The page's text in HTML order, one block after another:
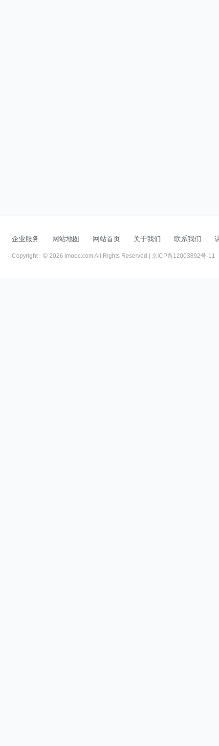
企业服务 网站地图 网站首页 关于我们 联系我们
Copyright 2026 imooc.com All Rights Reserved | 京ICP备12003892号-11